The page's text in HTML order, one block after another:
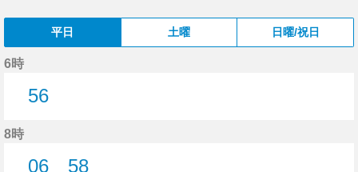
平日 土曜 日曜/祝日
6時
56
8時
06
58